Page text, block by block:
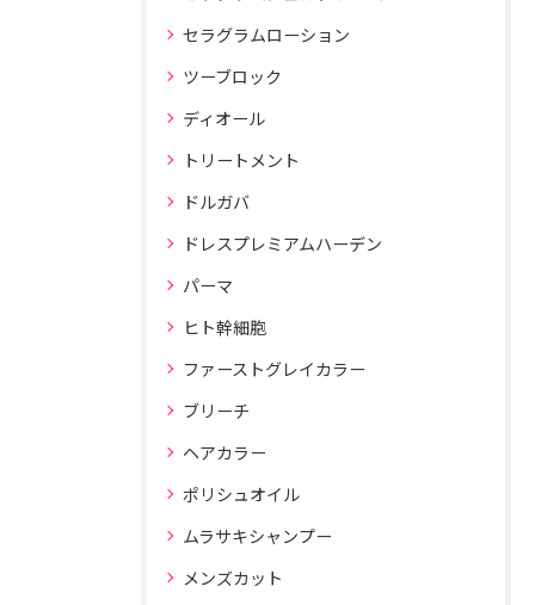
セラグラムローション
ツーブロック
ディオール
トリートメント
ドルガバ
ドレスプレミアムハーデン
パーマ
ヒト幹細胞
ファーストグレイカラー
ブリーチ
ヘアカラー
ポリシュオイル
ムラサキシャンプー
メンズカット